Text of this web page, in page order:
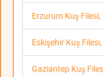
Erzurum Kuş
Eskişehir Kuş
Gaziantep Kuş